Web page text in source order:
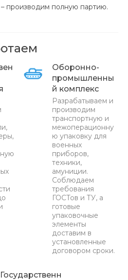
производим полную партию.
Оборонно-
промышленны
й комплекс
Разрабатываем и
производим
транспортную и
межоперационну
ю упаковку для
военных
приборов,
техники,
амуниции.
Соблюдаем
требования
ГОСТов и ТУ, а
готовые
упаковочные
элементы
доставим в
установленные
договором сроки.
Государственн